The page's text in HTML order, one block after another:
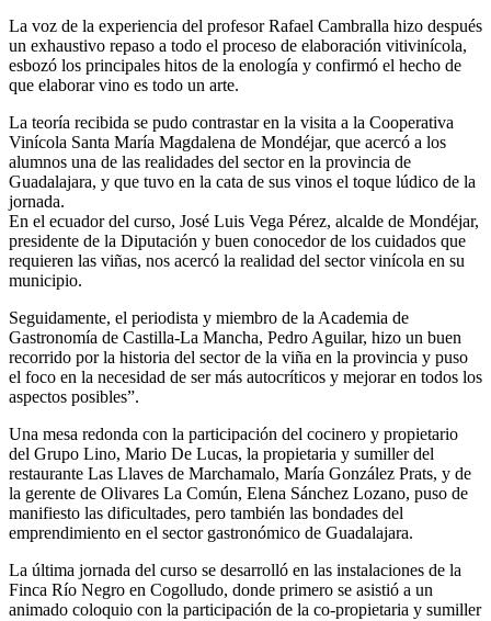
La voz de la experiencia del profesor Rafael Cambralla hizo después
un exhaustivo repaso a todo el proceso de elaboración vitivinícola,
esbozó los principales hitos de la enología y confirmó el hecho de
que elaborar vino es todo un arte.
La teoría recibida se pudo contrastar en la visita a la Cooperativa
Vinícola Santa María Magdalena de Mondéjar, que acercó a los
alumnos una de las realidades del sector en la provincia de
Guadalajara, y que tuvo en la cata de sus vinos el toque lúdico de la
jornada.
En el ecuador del curso, José Luis Vega Pérez, alcalde de Mondéjar,
presidente de la Diputación y buen conocedor de los cuidados que
requieren las viñas, nos acercó la realidad del sector vinícola en su
municipio.
Seguidamente, el periodista y miembro de la Academia de
Gastronomía de Castilla-La Mancha, Pedro Aguilar, hizo un buen
recorrido por la historia del sector de la viña en la provincia y puso
el foco en la necesidad de ser más autocríticos y mejorar en todos los
aspectos posibles”.
Una mesa redonda con la participación del cocinero y propietario
del Grupo Lino, Mario De Lucas, la propietaria y sumiller del
restaurante Las Llaves de Marchamalo, María González Prats, y de
la gerente de Olivares La Común, Elena Sánchez Lozano, puso de
manifiesto las dificultades, pero también las bondades del
emprendimiento en el sector gastronómico de Guadalajara.
La última jornada del curso se desarrolló en las instalaciones de la
Finca Río Negro en Cogolludo, donde primero se asistió a un
animado coloquio con la participación de la co-propietaria y sumiller